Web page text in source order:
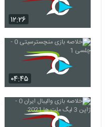
۱۲:۲۶
۰۴:۴۵